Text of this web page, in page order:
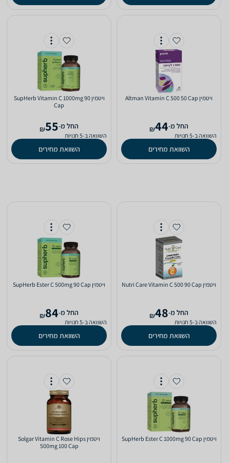
ויטמין Altman Vitamin C 500 50 Cap
‫החל מ-44
₪
השוואה ב-5 חנויות
השוואת מחירים
ויטמין SupHerb Vitamin C 1000mg 90
Cap
‫החל מ-55
₪
השוואה ב-5 חנויות
השוואת מחירים
ויטמין Nutri Care Vitamin C 500 90 Cap
‫החל מ-48
₪
השוואה ב-5 חנויות
השוואת מחירים
ויטמין SupHerb Ester C 500mg 90 Cap
‫החל מ-84
₪
השוואה ב-5 חנויות
השוואת מחירים
ויטמין SupHerb Ester C 1000mg 90 Cap
ויטמין Solgar Vitamin C Rose Hips
500mg 100 Cap